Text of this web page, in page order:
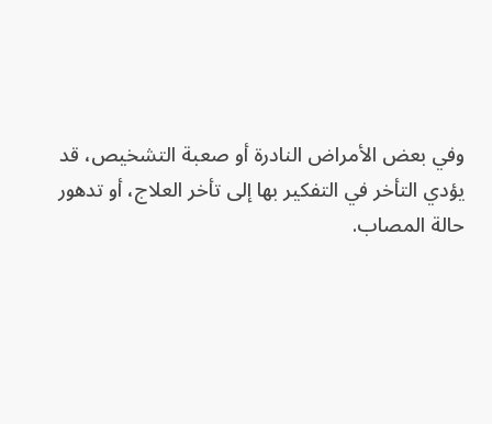
وفي بعض الأمراض النادرة أو صعبة التشخيص، قد
يؤدي التأخر في التفكير بها إلى تأخر العلاج، أو تدهور
حالة المصاب.